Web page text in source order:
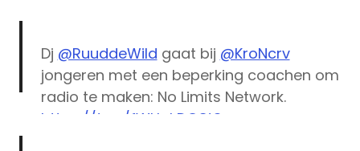
Dj @RuuddeWild gaat bij @KroNcrv
jongeren met een beperking coachen om
radio te maken: No Limits Network.
https://t.co/fWHakDG8t3